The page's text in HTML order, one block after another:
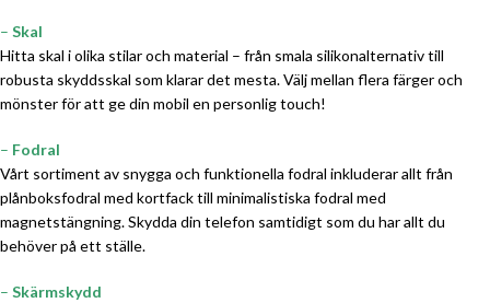
– Skal
Hitta skal i olika stilar och material – från smala silikonalternativ till
robusta skyddsskal som klarar det mesta. Välj mellan flera färger och
mönster för att ge din mobil en personlig touch!
– Fodral
Vårt sortiment av snygga och funktionella fodral inkluderar allt från
plånboksfodral med kortfack till minimalistiska fodral med
magnetstängning. Skydda din telefon samtidigt som du har allt du
behöver på ett ställe.
– Skärmskydd